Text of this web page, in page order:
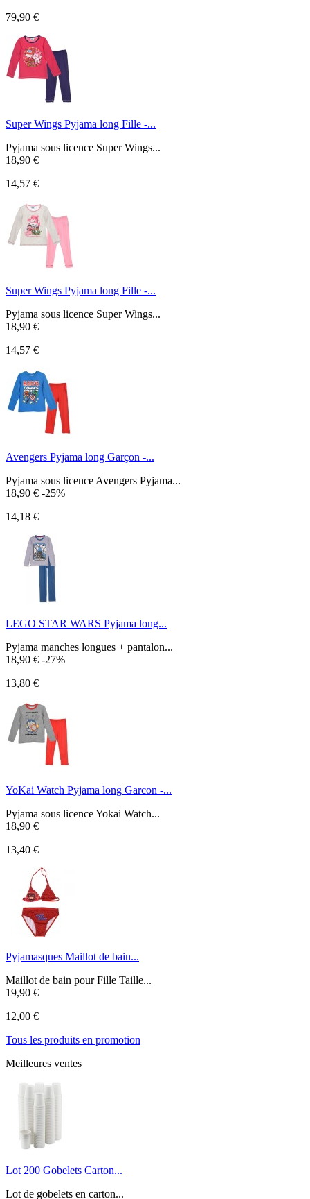
79,90 €
Super Wings Pyjama long Fille -...
Pyjama sous licence Super Wings...
18,90 €
14,57 €
Super Wings Pyjama long Fille -...
Pyjama sous licence Super Wings...
18,90 €
14,57 €
Avengers Pyjama long Garçon -...
Pyjama sous licence Avengers Pyjama...
18,90 € -25%
14,18 €
LEGO STAR WARS Pyjama long...
Pyjama manches longues + pantalon...
18,90 € -27%
13,80 €
YoKai Watch Pyjama long Garcon -...
Pyjama sous licence Yokai Watch...
18,90 €
13,40 €
Pyjamasques Maillot de bain...
Maillot de bain pour Fille Taille...
19,90 €
12,00 €
Tous les produits en promotion
Meilleures ventes
Lot 200 Gobelets Carton...
Lot de gobelets en carton...